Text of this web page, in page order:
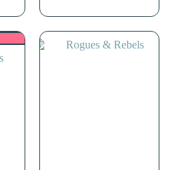
era:
29,99 €.
es:
26,99 €.